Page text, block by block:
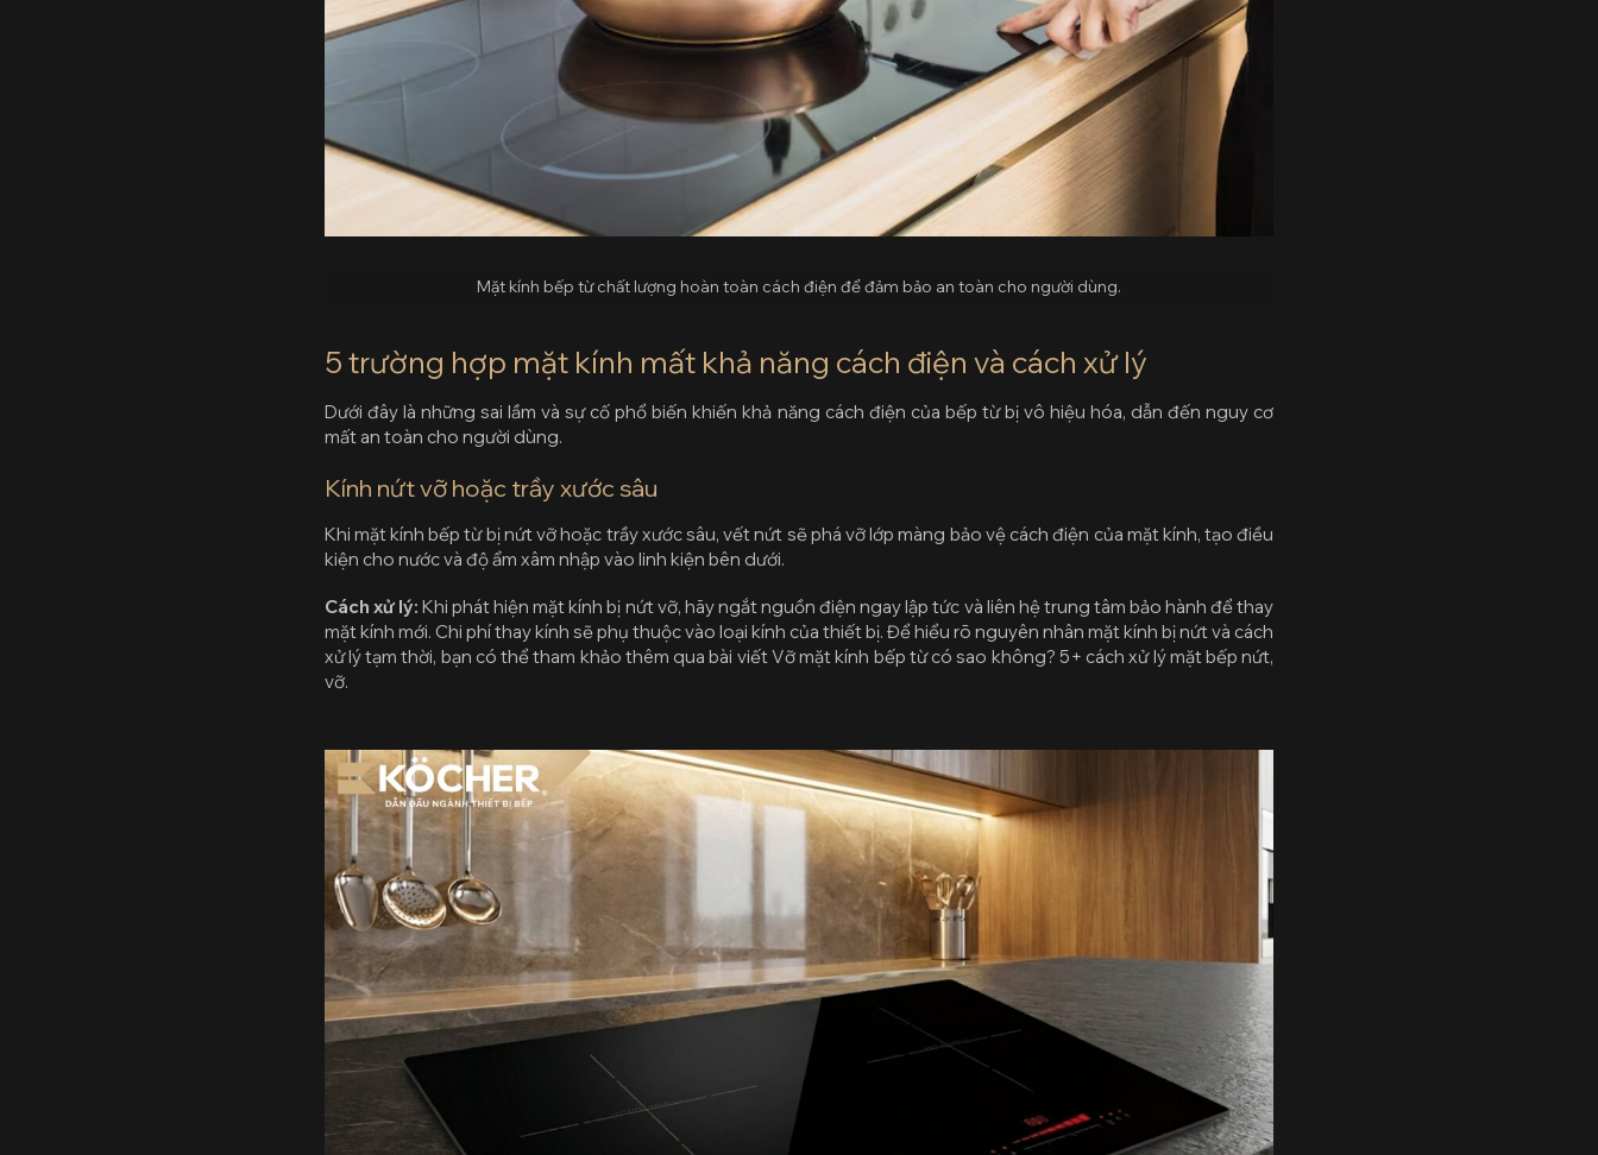
Mặt kính bếp từ chất lượng hoàn toàn cách điện để đảm bảo an toàn cho người dùng.
5 trường hợp mặt kính mất khả năng cách điện và cách xử lý
Dưới đây là những sai lầm và sự cố phổ biến khiến khả năng cách điện của bếp từ bị vô hiệu hóa, dẫn đến nguy cơ
mất an toàn cho người dùng.
Kính nứt vỡ hoặc trầy xước sâu
Khi mặt kính bếp từ bị nứt vỡ hoặc trầy xước sâu, vết nứt sẽ phá vỡ lớp màng bảo vệ cách điện của mặt kính, tạo điều
kiện cho nước và độ ẩm xâm nhập vào linh kiện bên dưới.
Cách xử lý: Khi phát hiện mặt kính bị nứt vỡ, hãy ngắt nguồn điện ngay lập tức và liên hệ trung tâm bảo hành để thay
mặt kính mới. Chi phí thay kính sẽ phụ thuộc vào loại kính của thiết bị. Để hiểu rõ nguyên nhân mặt kính bị nứt và cách
xử lý tạm thời, bạn có thể tham khảo thêm qua bài viết Vỡ mặt kính bếp từ có sao không? 5+ cách xử lý mặt bếp nứt,
vỡ.